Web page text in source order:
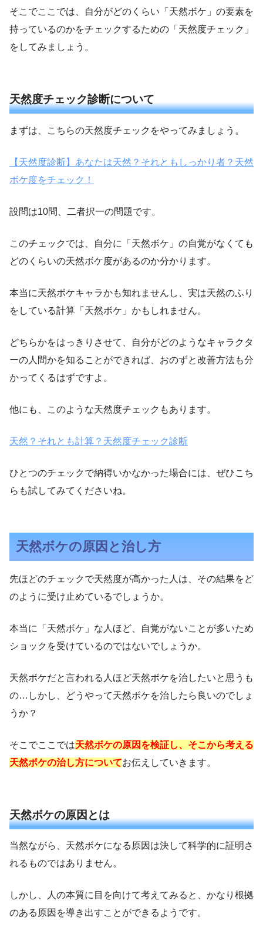
そこでここでは、自分がどのくらい「天然ボケ」の要素を
持っているのかをチェックするための「天然度チェック」
をしてみましょう。
天然度チェック診断について
まずは、こちらの天然度チェックをやってみましょう。
【天然度診断】あなたは天然？それともしっかり者？天然
ボケ度をチェック！
設問は10問、二者択一の問題です。
このチェックでは、自分に「天然ボケ」の自覚がなくても
どのくらいの天然ボケ度があるのか分かります。
本当に天然ボケキャラかも知れませんし、実は天然のふり
をしている計算「天然ボケ」かもしれません。
どちらかをはっきりさせて、自分がどのようなキャラクタ
ーの人間かを知ることができれば、おのずと改善方法も分
かってくるはずですよ。
他にも、このような天然度チェックもあります。
天然？それとも計算？天然度チェック診断
ひとつのチェックで納得いかなかった場合には、ぜひこち
らも試してみてくださいね。
天然ボケの原因と治し方
先ほどのチェックで天然度が高かった人は、その結果をど
のように受け止めているでしょうか。
本当に「天然ボケ」な人ほど、自覚がないことが多いため
ショックを受けているのではないでしょうか。
天然ボケだと言われる人ほど天然ボケを治したいと思うも
の…しかし、どうやって天然ボケを治したら良いのでしょ
うか？
そこでここでは天然ボケの原因を検証し、そこから考える
天然ボケの治し方についてお伝えしていきます。
天然ボケの原因とは
当然ながら、天然ボケになる原因は決して科学的に証明さ
れるものではありません。
しかし、人の本質に目を向けて考えてみると、かなり根拠
のある原因を導き出すことができるようです。